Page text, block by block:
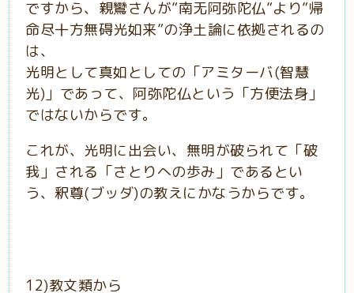
ですから、親鸞さんが”南无阿弥陀仏”より”帰
命尽十方無碍光如来”の浄土論に依拠されるの
は、
光明として真如としての「アミターバ(智慧
光)」であって、阿弥陀仏という「方便法身」
ではないからです。
これが、光明に出会い、無明が破られて「破
我」される「さとりへの歩み」であるとい
う、釈尊(ブッダ)の教えにかなうからです。
12)教文類から